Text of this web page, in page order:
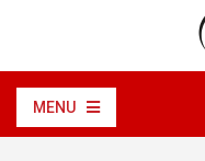
MENU